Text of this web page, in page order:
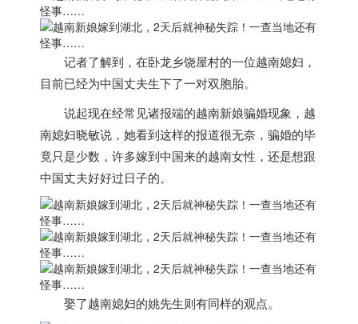
记者了解到，在卧龙乡饶屋村的一位越南媳妇，
目前已经为中国丈夫生下了一对双胞胎。
说起现在经常见诸报端的越南新娘骗婚现象， 越
南媳妇晓敏说，她看到这样的报道很无奈， 骗婚的毕
竟只是少数，许多嫁到中国来的越南女性，还是想跟
中国丈夫好好过日子的。
娶了越南媳妇的姚先生则有同样的观点。